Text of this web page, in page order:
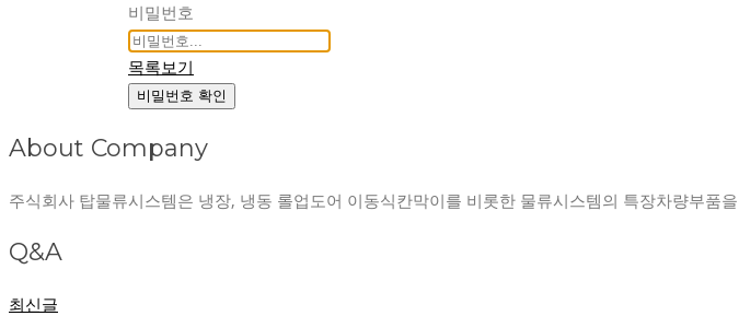
비밀번호
목록보기
비밀번호 확인
About Company
주식회사 탑물류시스템은 냉장, 냉동 롤업도어 이동식칸막이를 비롯한 물류시스템의 특장차량부품
Q&A
최신글